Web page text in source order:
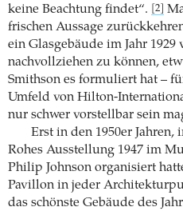
keine Beachtung findet“.
[2]
frischen Aussage
ein Glasgebäude im Jahr 1929
nachvollziehen zu können,
Smithson es formuliert hat –
Umfeld von Hilton-
nur schwer vorstellbar sein
Erst in den 1950er
Rohes Ausstellung 1947 im
Philip Johnson organisiert
Pavillon in jeder
das schönste Gebäude des